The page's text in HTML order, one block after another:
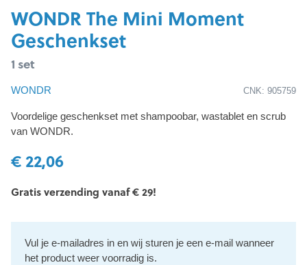
WONDR The Mini Moment
Geschenkset
1 set
WONDR CNK: 905759
Voordelige geschenkset met shampoobar, wastablet en scrub
van WONDR.
€ 22,06
Gratis verzending vanaf € 29!
Vul je e-mailadres in en wij sturen je een e-mail wanneer
het product weer voorradig is.